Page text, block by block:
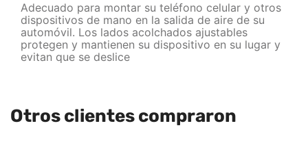
Adecuado para montar su teléfono celular y otros
dispositivos de mano en la salida de aire de su
automóvil. Los lados acolchados ajustables
protegen y mantienen su dispositivo en su lugar y
evitan que se deslice
Otros clientes compraron